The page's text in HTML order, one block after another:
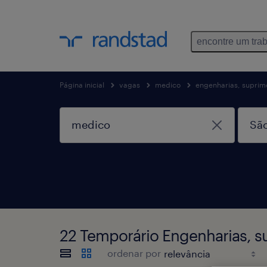
encontre um
Página inicial vagas medico engenharias,
22 Temporário Engenharias,
ordenar por